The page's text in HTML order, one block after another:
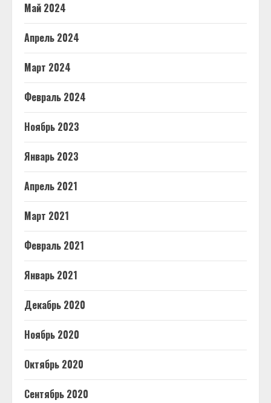
Май 2024
Апрель 2024
Март 2024
Февраль 2024
Ноябрь 2023
Январь 2023
Апрель 2021
Март 2021
Февраль 2021
Январь 2021
Декабрь 2020
Ноябрь 2020
Октябрь 2020
Сентябрь 2020